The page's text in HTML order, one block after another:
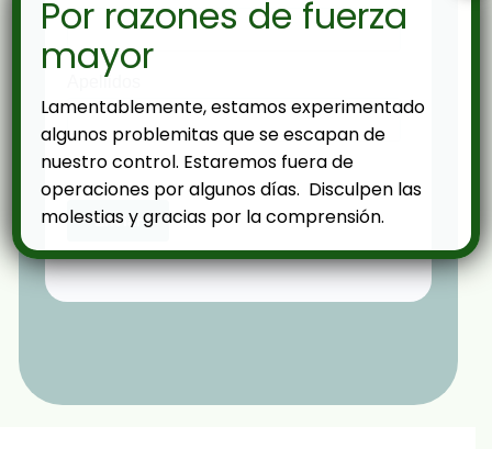
Por razones de fuerza
mayor
Lamentablemente, estamos experimentado
algunos problemitas que se escapan de
nuestro control. Estaremos fuera de
operaciones por algunos días. Disculpen las
molestias y gracias por la comprensión.